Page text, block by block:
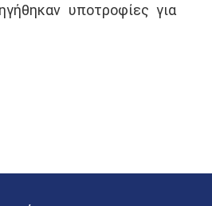
υποτροφίες για